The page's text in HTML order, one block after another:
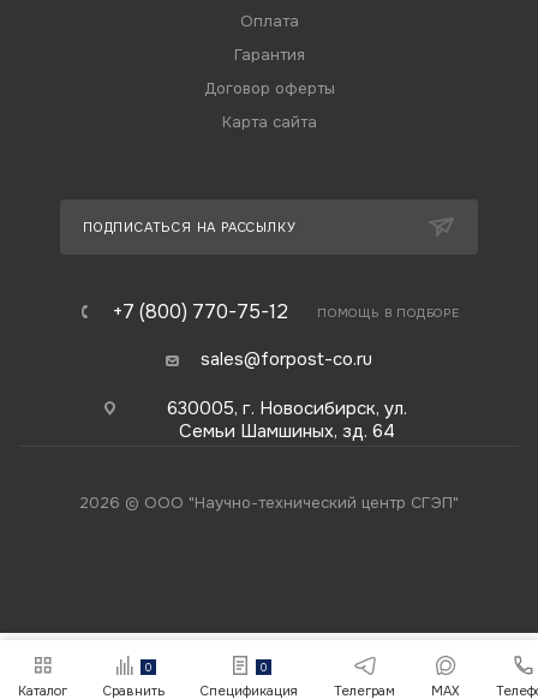
Оплата
Гарантия
Договор оферты
Карта сайта
ПОДПИСАТЬСЯ НА РАССЫЛКУ
+7 (800) 770-75-12 ПОМОЩЬ В ПОДБОРЕ
sales@forpost-co.ru
630005, г. Новосибирск, ул.
Семьи Шамшиных, зд. 64
2026 © ООО "Научно-технический центр СГЭП"
Каталог
0
Сравнить
0
Спецификация Телеграм MAX